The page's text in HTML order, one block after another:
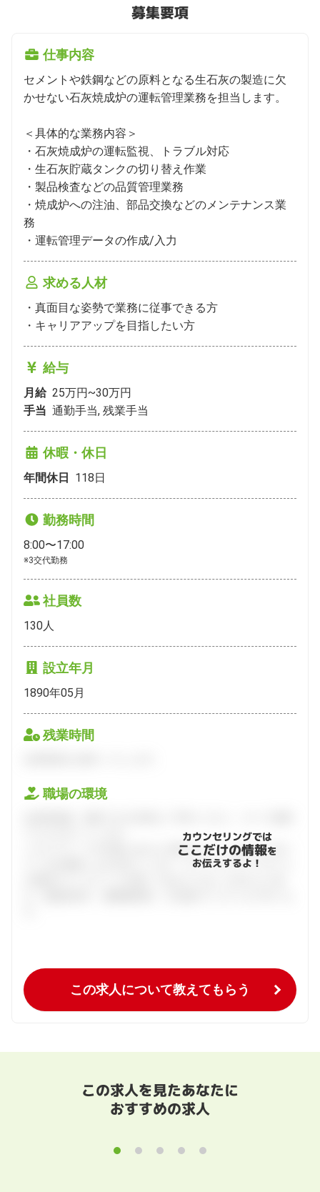
募集要項
仕事内容
セメントや鉄鋼などの原料となる生石灰の製造に欠
かせない石灰焼成炉の運転管理業務を担当します。
＜具体的な業務内容＞
・石灰焼成炉の運転監視、トラブル対応
・生石灰貯蔵タンクの切り替え作業
・製品検査などの品質管理業務
・焼成炉への注油、部品交換などのメンテナンス業
務
・運転管理データの作成/入力
求める人材
・真面目な姿勢で業務に従事できる方
・キャリアアップを目指したい方
給与
月給 25万円~30万円
手当 通勤手当, 残業手当
休暇・休日
年間休日 118日
勤務時間
8:00〜17:00
※3交代勤務
社員数
130人
設立年月
1890年05月
残業時間
職場の環境
ハタラクティブが企業とあなたの間に立って、あなたに向い
ている仕事探しをお手伝いします。キャリアアドバイザーと
カウンセリングでは
ここだけの情報を
お伝えするよ！
この求人について教えてもらう
この求人を見たあなたに
おすすめの求人